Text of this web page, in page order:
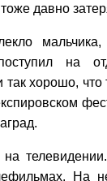
давно
на
хорошо, что
телевидении.
На